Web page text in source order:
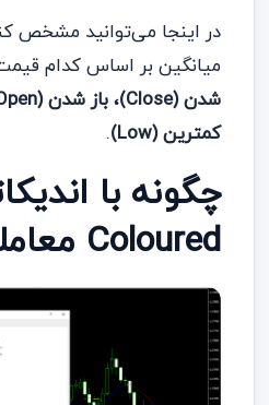
در اینجا می‌توانید مشخص
میانگین بر اساس کدام
کمترین (Low)
.
Coloured معامله کنیم؟